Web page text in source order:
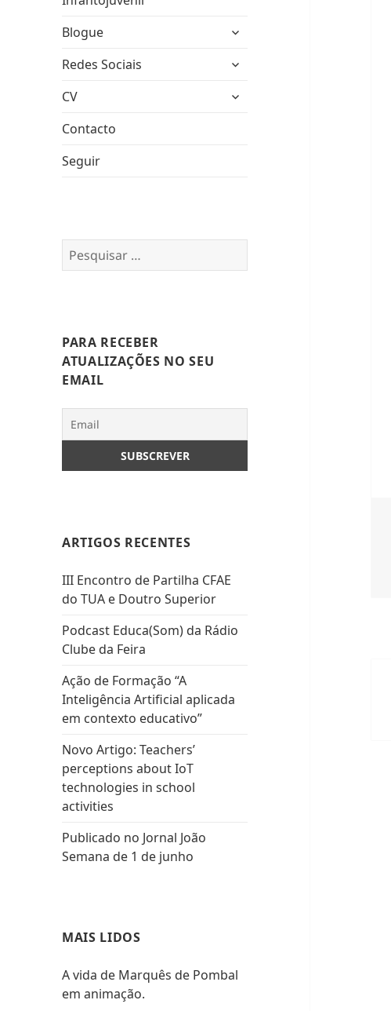
Blogue
expandir
Redes Sociais
expandir
CV
expandir
Contacto
Seguir
Pesquisar
por:
PARA RECEBER
ATUALIZAÇÕES NO SEU
EMAIL
ARTIGOS RECENTES
III Encontro de Partilha CFAE
do TUA e Doutro Superior
Podcast Educa(Som) da Rádio
Clube da Feira
Ação de Formação “A
Inteligência Artificial aplicada
em contexto educativo”
Novo Artigo: Teachers’
perceptions about IoT
technologies in school
activities
Publicado no Jornal João
Semana de 1 de junho
MAIS LIDOS
A vida de Marquês de Pombal
em animação.